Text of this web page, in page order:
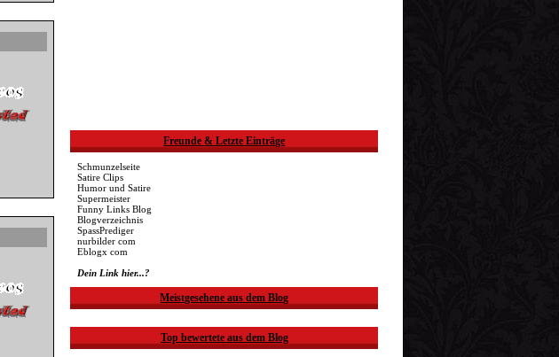
Freunde & Letzte Einträge
Schmunzelseite
Satire Clips
Humor und Satire
Supermeister
Funny Links Blog
Blogverzeichnis
SpassPrediger
nurbilder com
Eblogx com
Dein Link hier...?
Meistgesehene aus dem Blog
Top bewertete aus dem Blog